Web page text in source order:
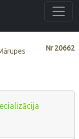
Nr20662